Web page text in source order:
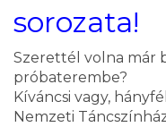
sorozata!
Szerettél volna már
próbaterembe?
Kíváncsi vagy,
Nemzeti